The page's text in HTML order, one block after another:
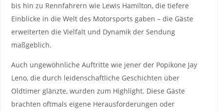
bis hin ‍zu​ Rennfahrern wie Lewis Hamilton, die tiefere ​
Einblicke in⁢ die Welt des Motorsports gaben – die Gäste
erweiterten die Vielfalt ‌und Dynamik der‍ Sendung⁤
maßgeblich.
Auch ungewöhnliche Auftritte wie jener ‌der ⁢Popikone Jay
‍Leno, die durch leidenschaftliche Geschichten über
Oldtimer glänzte,​ wurden zum Highlight. Diese Gäste
brachten oftmals eigene Herausforderungen oder